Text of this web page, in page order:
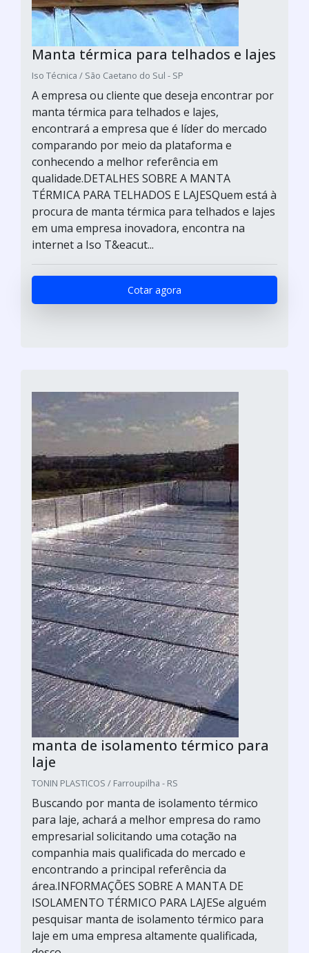
Manta térmica para telhados e lajes
Iso Técnica / São Caetano do Sul - SP
A empresa ou cliente que deseja encontrar por
manta térmica para telhados e lajes,
encontrará a empresa que é líder do mercado
comparando por meio da plataforma e
conhecendo a melhor referência em
qualidade.DETALHES SOBRE A MANTA
TÉRMICA PARA TELHADOS E LAJESQuem está à
procura de manta térmica para telhados e lajes
em uma empresa inovadora, encontra na
internet a Iso T&eacut...
Cotar agora
manta de isolamento térmico para
laje
TONIN PLASTICOS / Farroupilha - RS
Buscando por manta de isolamento térmico
para laje, achará a melhor empresa do ramo
empresarial solicitando uma cotação na
companhia mais qualificada do mercado e
encontrando a principal referência da
área.INFORMAÇÕES SOBRE A MANTA DE
ISOLAMENTO TÉRMICO PARA LAJESe alguém
pesquisar manta de isolamento térmico para
laje em uma empresa altamente qualificada,